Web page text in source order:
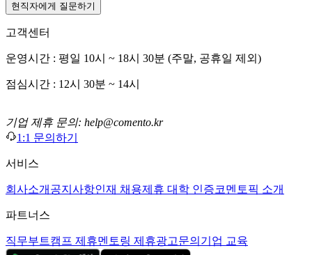
현직자에게 질문하기
고객센터
운영시간 : 평일 10시 ~ 18시 30분 (주말, 공휴일 제외)
점심시간 : 12시 30분 ~ 14시
기업 제휴 문의: help@comento.kr
1:1 문의하기
서비스
회사소개 공지사항인재 채용제휴 대학 인증코멘토픽 소개
파트너스
직무부트캠프 제휴멘토링 제휴광고문의 기업 교육